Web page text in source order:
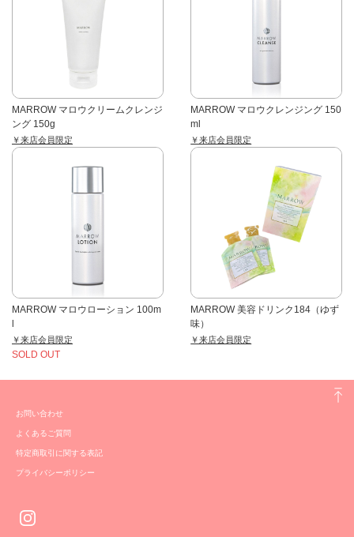
MARROW マロウクリームクレンジ
ング 150g
￥来店会員限定
MARROW マロウクレンジング 150
ml
￥来店会員限定
MARROW マロウローション 100m
l
￥来店会員限定
SOLD OUT
MARROW 美容ドリンク184（ゆず
味）
￥来店会員限定
お問い合わせ
よくあるご質問
特定商取引に関する表記
プライバシーポリシー